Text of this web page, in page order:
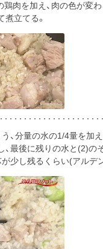
鶏肉を加え、肉の色が変
煮立てる。
う、分量の水の1/4量を加
、最後に残りの水と(2)の
が少し残るくらい(アルデ